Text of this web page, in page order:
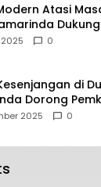
Atasi
0
di
Dorong
2025 0